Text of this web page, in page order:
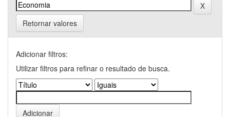
Retornar valores
Adicionar filtros:
Utilizar filtros para refinar o resultado de busca.